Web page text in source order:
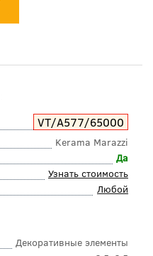
VT/A577/65000
Kerama Marazzi
Да
Узнать стоимость
Любой
Декоративные элементы